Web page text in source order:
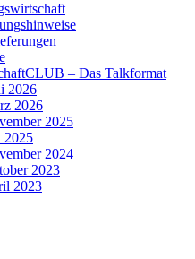
– Das Talkformat
2026
2026
2025
2025
2024
2023
2023